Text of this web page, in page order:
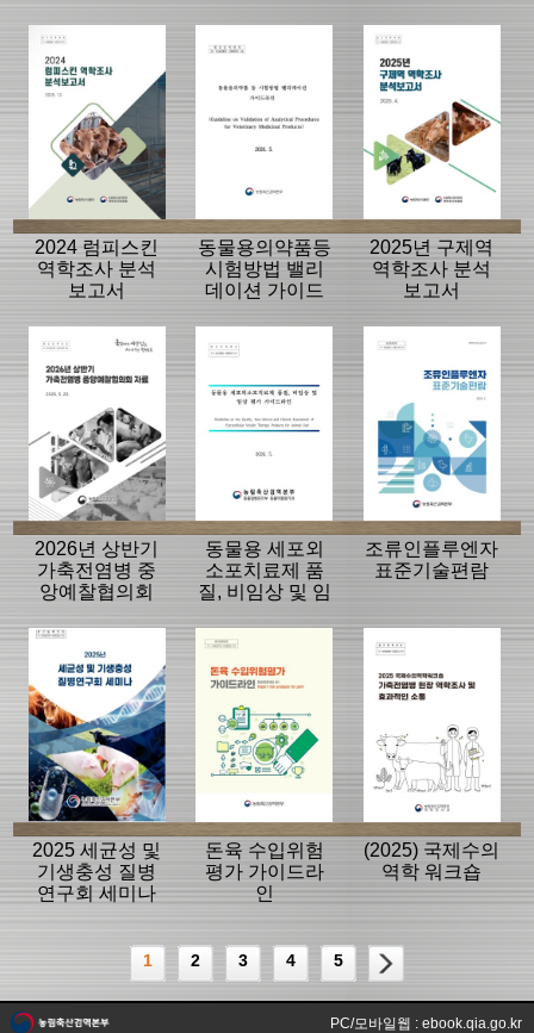
모니터링 결과
2024 럼피스킨
역학조사 분석
보고서
동물용의약품등
시험방법 밸리
데이션 가이드
2025년 구제역
역학조사 분석
보고서
2026년 상반기
가축전염병 중
앙예찰협의회
동물용 세포외
소포치료제 품
질, 비임상 및 임
라인
조류인플루엔자
표준기술편람
2025 세균성 및
기생충성 질병
연구회 세미나
돈육 수입위험
평가 가이드라
인
(2025) 국제수의
역학 워크숍
1 2 3 4 5
PC/모바일웹 : ebook.qia.go.kr